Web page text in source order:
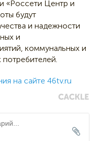
«Россети Центр и
будут
и надежности
и
коммунальных и
на сайте 46tv.ru